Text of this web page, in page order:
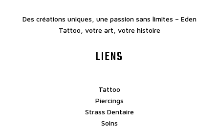
Des créations uniques, une passion sans limites – Eden
Tattoo, votre art, votre histoire
LIENS
Tattoo
Piercings
Strass Dentaire
Soins